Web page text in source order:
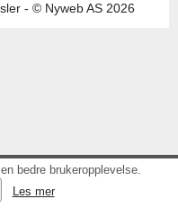
- © Nyweb AS 2026
bedre brukeropplevelse.
Les mer